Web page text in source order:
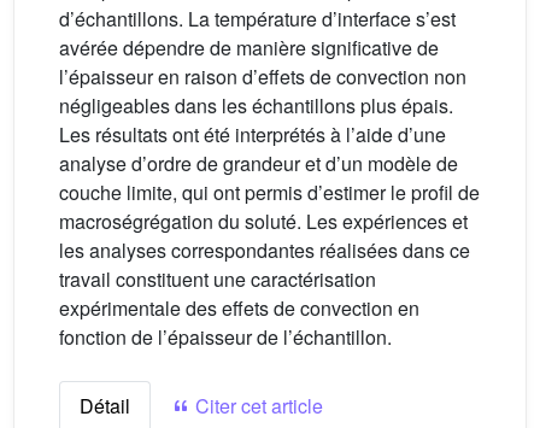
d’échantillons. La température d’interface s’est
avérée dépendre de manière significative de
l’épaisseur en raison d’effets de convection non
négligeables dans les échantillons plus épais.
Les résultats ont été interprétés à l’aide d’une
analyse d’ordre de grandeur et d’un modèle de
couche limite, qui ont permis d’estimer le profil de
macroségrégation du soluté. Les expériences et
les analyses correspondantes réalisées dans ce
travail constituent une caractérisation
expérimentale des effets de convection en
fonction de l’épaisseur de l’échantillon.
Détail
Citer cet article